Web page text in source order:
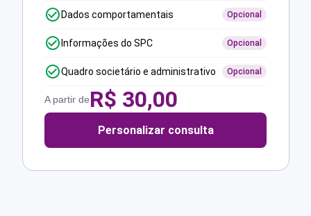
Dados comportamentais Opcional
Informações do SPC Opcional
Quadro societário e administrativo Opcional
A partir deR$ 30,00
Personalizar consulta